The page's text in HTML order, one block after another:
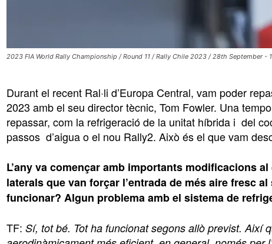
2023 FIA World Rally Championship / Round 11 / Rally Chile 2023 / 28th September
Durant el recent Ral·li d’Europa Central, vam poder
2023 amb el seu director tècnic, Tom Fowler. Una
repassar, com la refrigeració de la unitat híbrida i del
passos d’aigua o el nou Rally2. Això és el que vam
L’any va començar amb importants modificacions
laterals que van forçar l’entrada de més aire fresc
funcionar? Algun problema amb el sistema de
TF: Sí, tot bé. Tot ha funcionat segons allò previst. Així